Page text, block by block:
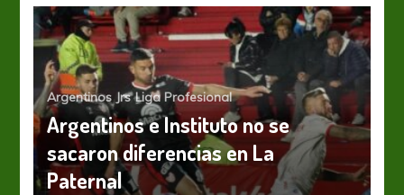
Argentinos Jrs Liga Profesional
Argentinos e Instituto no se
sacaron diferencias en La
Paternal